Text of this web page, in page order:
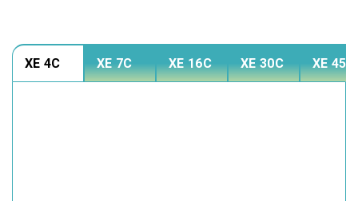
XE 4C XE 7C XE 16C XE 30C XE 45C